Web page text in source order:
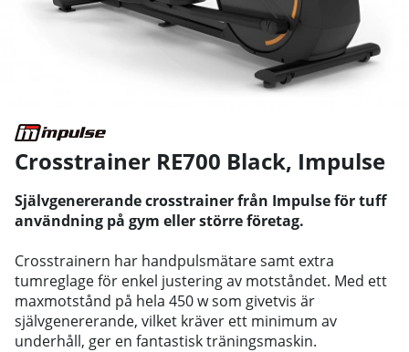
Crosstrainer RE700 Black, Impulse
Självgenererande crosstrainer från Impulse för tuff
användning på gym eller större företag.
Crosstrainern har handpulsmätare samt extra
tumreglage för enkel justering av motståndet. Med ett
maxmotstånd på hela 450 w som givetvis är
självgenererande, vilket kräver ett minimum av
underhåll, ger en fantastisk träningsmaskin.